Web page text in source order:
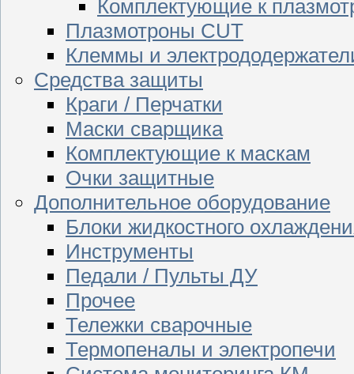
Комплектующие к
Плазмотроны CUT
Клеммы и
Средства защиты
Краги / Перчатки
Маски сварщика
Комплектующие к маскам
Очки защитные
Дополнительное оборудование
Блоки жидкостного
Инструменты
Педали / Пульты ДУ
Прочее
Тележки сварочные
Термопеналы и электропечи